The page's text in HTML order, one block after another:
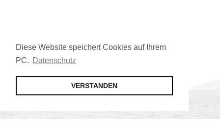
Diese Website speichert Cookies auf Ihrem
PC. Datenschutz
VERSTANDEN